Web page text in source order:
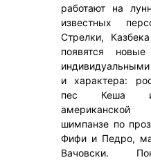
работают на
известных
Стрелки,
появятся
и характера:
пес Кеша и
шимпанзе по
Фифи и Педро,
Вачовски.